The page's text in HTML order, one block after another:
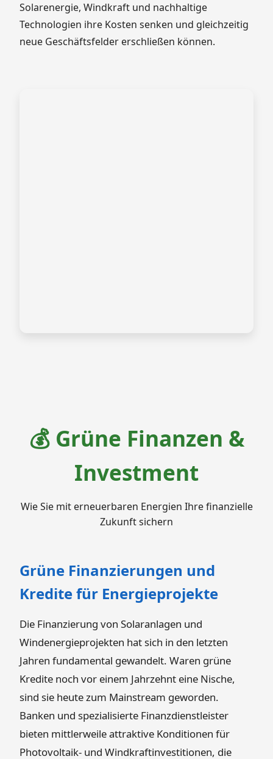
Solarenergie, Windkraft und nachhaltige
Technologien ihre Kosten senken und gleichzeitig
neue Geschäftsfelder erschließen können.
💰 Grüne Finanzen &
Investment
Wie Sie mit erneuerbaren Energien Ihre finanzielle
Zukunft sichern
Grüne Finanzierungen und
Kredite für Energieprojekte
Die Finanzierung von Solaranlagen und
Windenergieprojekten hat sich in den letzten
Jahren fundamental gewandelt. Waren grüne
Kredite noch vor einem Jahrzehnt eine Nische,
sind sie heute zum Mainstream geworden.
Banken und spezialisierte Finanzdienstleister
bieten mittlerweile attraktive Konditionen für
Photovoltaik- und Windkraftinvestitionen, die